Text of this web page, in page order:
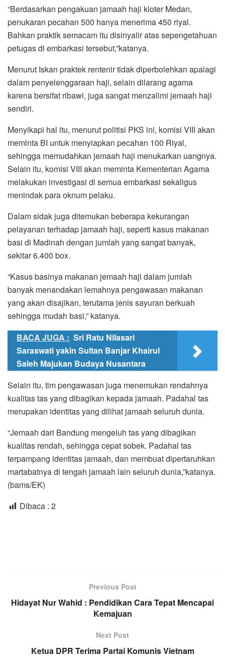
“Berdasarkan pengakuan jamaah haji kloter Medan,
penukaran pecahan 500 hanya menerima 450 riyal.
Bahkan praktik semacam itu disinyalir atas sepengetahuan
petugas di embarkasi tersebut,”katanya.
Menurut Iskan praktek rentenir tidak diperbolehkan apalagi
dalam penyelenggaraan haji, selain dilarang agama
karena bersifat ribawi, juga sangat menzalimi jemaah haji
sendiri.
Menyikapi hal itu, menurut politisi PKS ini, komisi VIII akan
meminta BI untuk menyiapkan pecahan 100 Riyal,
sehingga memudahkan jemaah haji menukarkan uangnya.
Selain itu, komisi VIII akan meminta Kementerian Agama
melakukan investigasi di semua embarkasi sekaligus
menindak para oknum pelaku.
Dalam sidak juga ditemukan beberapa kekurangan
pelayanan terhadap jamaah haji, seperti kasus makanan
basi di Madinah dengan jumlah yang sangat banyak,
sekitar 6.400 box.
“Kasus basinya makanan jemaah haji dalam jumlah
banyak menandakan lemahnya pengawasan makanan
yang akan disajikan, terutama jenis sayuran berkuah
sehingga mudah basi,” katanya.
BACA JUGA : Sri Ratu Nilasari
Saraswati yakin Sultan Banjar Khairul
Saleh Majukan Budaya Nusantara
Selain itu, tim pengawasan juga menemukan rendahnya
kualitas tas yang dibagikan kepada jamaah. Padahal tas
merupakan identitas yang dilihat jamaah seluruh dunia.
“Jemaah dari Bandung mengeluh tas yang dibagikan
kualitas rendah, sehingga cepat sobek. Padahal tas
terpampang identitas jamaah, dan membuat dipertaruhkan
martabatnya di tengah jamaah lain seluruh dunia,”katanya.
(bams/EK)
Dibaca : 2
Previous Post
Hidayat Nur Wahid : Pendidikan Cara Tepat Mencapai
Kemajuan
Next Post
Ketua DPR Terima Partai Komunis Vietnam